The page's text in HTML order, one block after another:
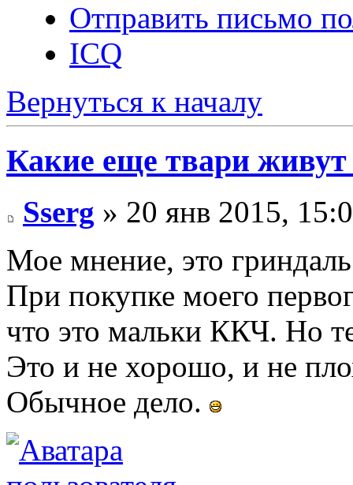
Отправить письмо
ICQ
Вернуться к началу
Какие еще твари
Sserg » 20 янв 2015,
Мое мнение, это
При покупке моего
что это мальки ККЧ. Но
Это и не хорошо, и не
Обычное дело.